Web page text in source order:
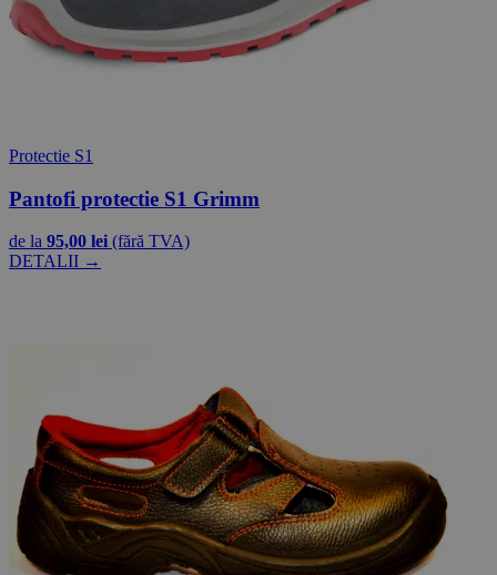
Protectie S1
Pantofi protectie S1 Grimm
de la 95,00 lei (fără TVA)
DETALII →